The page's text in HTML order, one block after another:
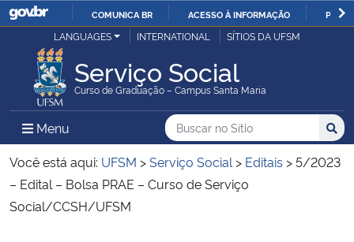
IR
O
COMUNICA BR ACESSO À INFORMAÇÃO
Ministério da Justiça e Segurança Pública
Ministério da Defesa
Ministério das Relações Exteriores
Ministério da Economia
LANGUAGES INTERNATIONAL SÍTIOS DA UFSM
Serviço Social
Curso de Graduação – Campus Santa Maria
Menu Menu Principal do Sítio
Busca
Buscar no no Sítio
Busca:
Você está aqui: UFSM >Serviço Social > Editais >5/2023
– Edital – Bolsa PRAE – Curso de Serviço
Social/CCSH/UFSM